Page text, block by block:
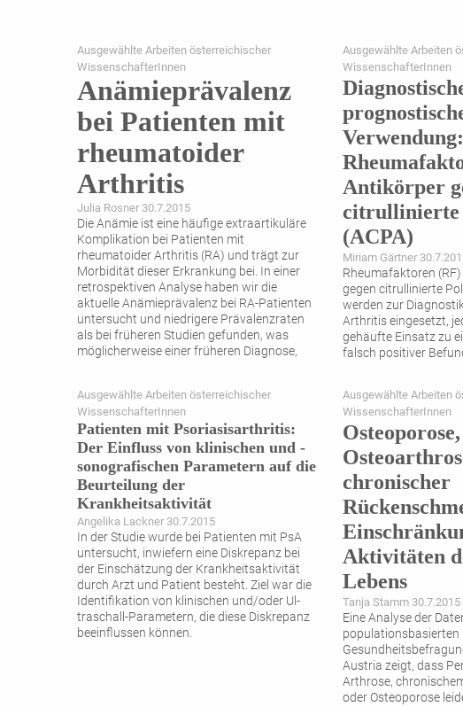
Ausgewählte Arbeiten österreichischer
WissenschafterInnen
Anämieprävalenz
bei Patienten mit
rheumatoider
Arthritis
Julia Rosner 30.7.2015
Die Anämie ist eine häufige extraartikuläre
Komplikation bei Patienten mit
rheumatoider Arthritis (RA) und trägt zur
Morbidität dieser Erkrankung bei. In einer
retrospektiven Analyse haben wir die
aktuelle ­Anämieprävalenz bei RA-Patienten
untersucht und niedrigere Prävalenzraten
als bei früheren Studien ­gefunden, was
möglicherweise einer früheren Diagnose,
Ausgewählte Arbeiten
WissenschafterInnen
Verwendung:
Antikörper
citrullinierte
(ACPA)
Miriam Gärtner
Rheumafaktoren
gegen citrullinierte
werden zur
Arthritis eingesetzt,
gehäufte Einsatz zu
falsch positiver
PatientInnengruppe
AKH Wien) zu
mögliche...
Ausgewählte Arbeiten österreichischer
WissenschafterInnen
Patienten mit Psoriasisarthritis:
Der Einfluss von klinischen und ­
sonografischen Parametern auf die
Beurteilung der
Krankheitsaktivität
Angelika Lackner 30.7.2015
In der Studie wurde bei Patienten mit PsA
untersucht, inwiefern eine Diskrepanz bei
der Einschätzung der Krankheitsaktivität
durch Arzt und Patient besteht. Ziel war die
Identifikation von klinischen und/oder Ul­
traschall-Parametern, die diese Diskrepanz
beeinflussen können.
Ausgewählte Arbeiten
WissenschafterInnen
Osteoporose,
chronischer
Aktivitäten
Lebens
Tanja Stamm 30.7.2015
Eine Analyse der
populationsbasierten
Austria zeigt, dass
Arthrose,
oder Osteoporose